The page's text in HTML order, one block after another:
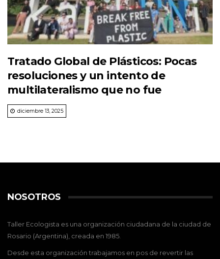
Tratado Global de Plásticos: Pocas
resoluciones y un intento de
multilateralismo que no fue
diciembre 13, 2025
NOSOTROS
Taller Ecologista es una organización ciudadana de la ciudad de
Rosario (Argentina), creada en 1985.
Desde esta organización trabajamos en pos de revertir las